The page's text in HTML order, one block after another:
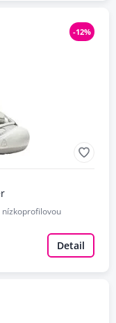
-12%
nízkoprofilovou
Detail